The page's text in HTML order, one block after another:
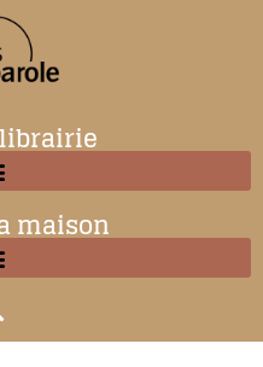
maison